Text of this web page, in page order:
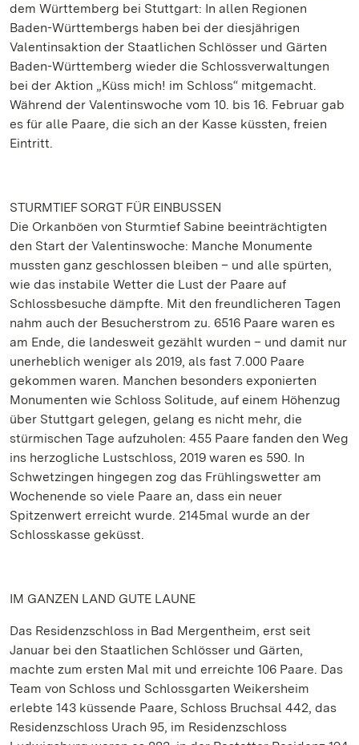
dem Württemberg bei Stuttgart: In allen Regionen
Baden-Württembergs haben bei der diesjährigen
Valentinsaktion der Staatlichen Schlösser und Gärten
Baden-Württemberg wieder die Schlossverwaltungen
bei der Aktion „Küss mich! im Schloss“ mitgemacht.
Während der Valentinswoche vom 10. bis 16. Februar gab
es für alle Paare, die sich an der Kasse küssten, freien
Eintritt.
STURMTIEF SORGT FÜR EINBUSSEN
Die Orkanböen von Sturmtief Sabine beeinträchtigten
den Start der Valentinswoche: Manche Monumente
mussten ganz geschlossen bleiben – und alle spürten,
wie das instabile Wetter die Lust der Paare auf
Schlossbesuche dämpfte. Mit den freundlicheren Tagen
nahm auch der Besucherstrom zu. 6516 Paare waren es
am Ende, die landesweit gezählt wurden – und damit nur
unerheblich weniger als 2019, als fast 7.000 Paare
gekommen waren. Manchen besonders exponierten
Monumenten wie Schloss Solitude, auf einem Höhenzug
über Stuttgart gelegen, gelang es nicht mehr, die
stürmischen Tage aufzuholen: 455 Paare fanden den Weg
ins herzogliche Lustschloss, 2019 waren es 590. In
Schwetzingen hingegen zog das Frühlingswetter am
Wochenende so viele Paare an, dass ein neuer
Spitzenwert erreicht wurde. 2145mal wurde an der
Schlosskasse geküsst.
IM GANZEN LAND GUTE LAUNE
Das Residenzschloss in Bad Mergentheim, erst seit
Januar bei den Staatlichen Schlösser und Gärten,
machte zum ersten Mal mit und erreichte 106 Paare. Das
Team von Schloss und Schlossgarten Weikersheim
erlebte 143 küssende Paare, Schloss Bruchsal 442, das
Residenzschloss Urach 95, im Residenzschloss